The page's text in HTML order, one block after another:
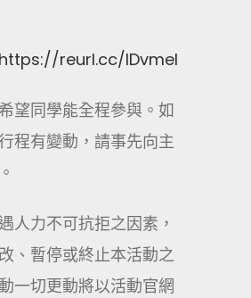
https://reurl.cc/lDvmel
望同學能全程參與。如
程有變動，請事先向主
人力不可抗拒之因素，
、暫停或終止本活動之
一切更動將以活動官網